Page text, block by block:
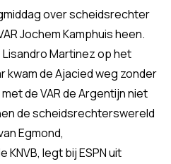
over scheidsrechter
Jochem Kamphuis heen.
Martinez op het
kwam de Ajacied weg zonder
de VAR de Argentijn niet
de scheidsrechterswereld
Egmond,
legt bij ESPN uit